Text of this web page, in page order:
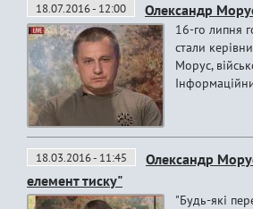
18.07.2016 - 12:00 Олександр
16-го липня
стали
Морус,
18.03.2016 - 11:45
Олександр
елемент тиску"
"Будь-які